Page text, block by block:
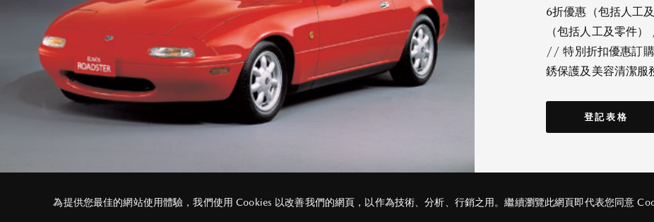
為提供您最佳的網站使用體驗，我們使用 Cookies 以改善我們的網頁，以作為技術、分析、行銷之用。繼續瀏覽此網頁即代表您同意
6折優惠（包括人工
（包括人工及零件
// 特別折扣優惠訂
銹保護及美容清潔服
登記表格